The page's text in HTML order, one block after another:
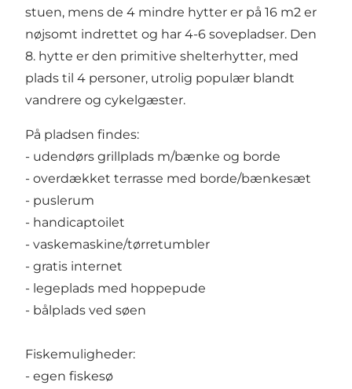
stuen, mens de 4 mindre hytter er på 16 m2 er
nøjsomt indrettet og har 4-6 sovepladser. Den
8. hytte er den primitive shelterhytter, med
plads til 4 personer, utrolig populær blandt
vandrere og cykelgæster.
På pladsen findes:
- udendørs grillplads m/bænke og borde
- overdækket terrasse med borde/bænkesæt
- puslerum
- handicaptoilet
- vaskemaskine/tørretumbler
- gratis internet
- legeplads med hoppepude
- bålplads ved søen
Fiskemuligheder:
- egen fiskesø